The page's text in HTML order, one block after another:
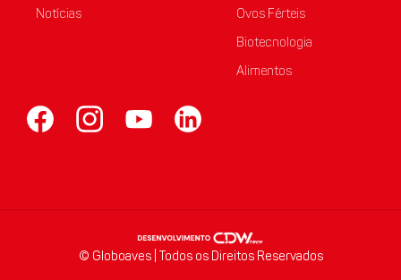
Notícias Ovos Férteis
Biotecnologia
Alimentos
© Globoaves | Todos os Direitos Reservados